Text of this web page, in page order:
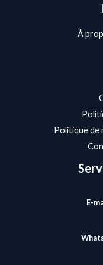
À
Politique de
E-